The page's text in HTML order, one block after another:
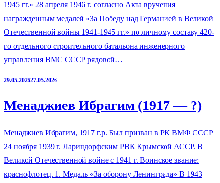
1945 гг.» 28 апреля 1946 г. согласно Акта вручения
награжденным медалей «За Победу над Германией в Великой
Отечественной войны 1941-1945 гг.» по личному составу 420-
го отдельного строительного батальона инженерного
управления ВМС СССР рядовой…
29.05.202627.05.2026
Менаджиев Ибрагим (1917 — ?)
Менаджиев Ибрагим, 1917 г.р. Был призван в РК ВМФ СССР
24 ноября 1939 г. Лариндорфским РВК Крымской АССР. В
Великой Отечественной войне с 1941 г. Воинское звание:
краснофлотец. 1. Медаль «За оборону Ленинграда» В 1943